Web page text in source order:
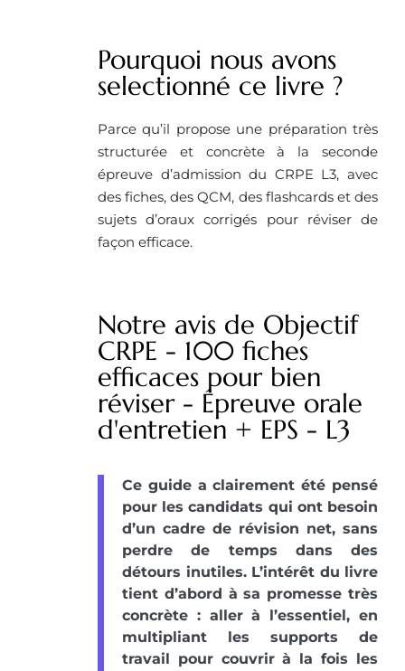
Pourquoi nous avons
selectionné ce livre ? ​
Parce qu’il propose une préparation très
structurée et concrète à la seconde
épreuve d’admission du CRPE L3, avec
des fiches, des QCM, des flashcards et des
sujets d’oraux corrigés pour réviser de
façon efficace.
Notre avis de Objectif
CRPE - 100 fiches
efficaces pour bien
réviser - Épreuve orale
d'entretien + EPS - L3
Ce guide a clairement été pensé
pour les candidats qui ont besoin
d’un cadre de révision net, sans
perdre de temps dans des
détours inutiles. L’intérêt du livre
tient d’abord à sa promesse très
concrète : aller à l’essentiel, en
multipliant les supports de
travail pour couvrir à la fois les